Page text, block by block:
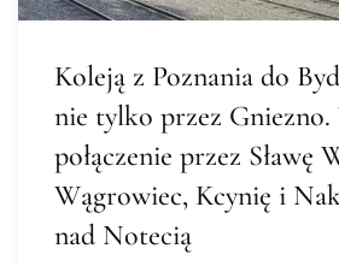
Koleją z Poznania do
nie tylko przez
połączenie przez Sławę
Wągrowiec, Kcynię i
nad Notecią